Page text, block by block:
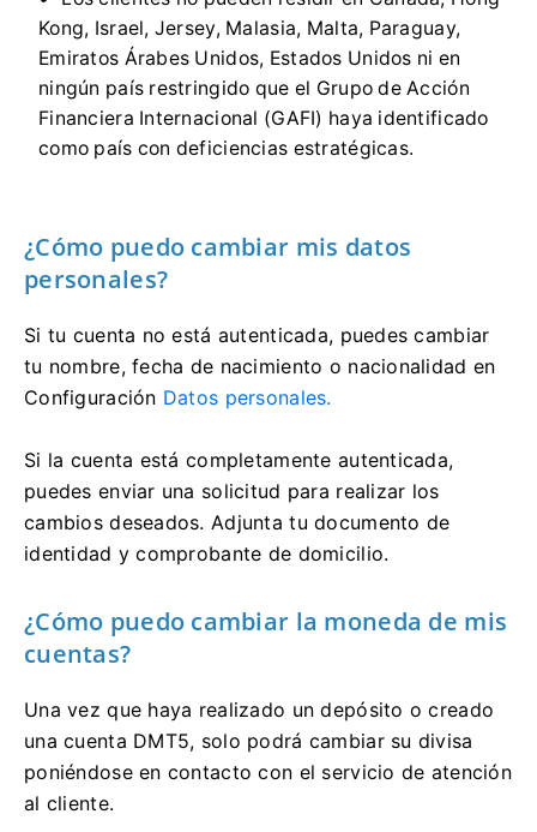
Kong, Israel, Jersey, Malasia, Malta, Paraguay,
Emiratos Árabes Unidos, Estados Unidos ni en
ningún país restringido que el Grupo de Acción
Financiera Internacional (GAFI) haya identificado
como país con deficiencias estratégicas.
¿Cómo puedo cambiar mis datos
personales?
Si tu cuenta no está autenticada, puedes cambiar
tu nombre, fecha de nacimiento o nacionalidad en
Configuración Datos personales.
Si la cuenta está completamente autenticada,
puedes enviar una solicitud para realizar los
cambios deseados. Adjunta tu documento de
identidad y comprobante de domicilio.
¿Cómo puedo cambiar la moneda de mis
cuentas?
Una vez que haya realizado un depósito o creado
una cuenta DMT5, solo podrá cambiar su divisa
poniéndose en contacto con el servicio de atención
al cliente.